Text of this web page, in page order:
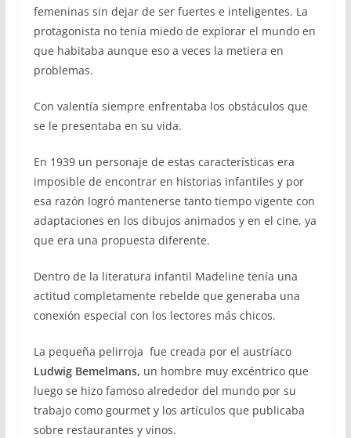
femeninas sin dejar de ser fuertes e inteligentes. La
protagonista no tenía miedo de explorar el mundo en
que habitaba aunque eso a veces la metiera en
problemas.
Con valentía siempre enfrentaba los obstáculos que
se le presentaba en su vida.
En 1939 un personaje de estas características era
imposible de encontrar en historias infantiles y por
esa razón logró mantenerse tanto tiempo vigente con
adaptaciones en los dibujos animados y en el cine, ya
que era una propuesta diferente.
Dentro de la literatura infantil Madeline tenía una
actitud completamente rebelde que generaba una
conexión especial con los lectores más chicos.
La pequeña pelirroja fue creada por el austríaco
Ludwig Bemelmans, un hombre muy excéntrico que
luego se hizo famoso alrededor del mundo por su
trabajo como gourmet y los artículos que publicaba
sobre restaurantes y vinos.